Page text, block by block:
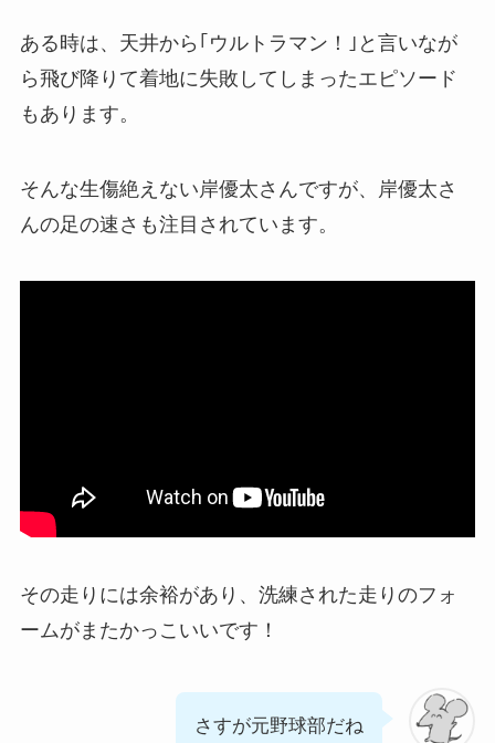
ある時は、天井から｢ウルトラマン！｣と言いなが
ら飛び降りて着地に失敗してしまったエピソード
もあります。
そんな生傷絶えない岸優太さんですが、岸優太さ
んの足の速さも注目されています。
その走りには余裕があり、洗練された走りのフォ
ームがまたかっこいいです！
さすが元野球部だね